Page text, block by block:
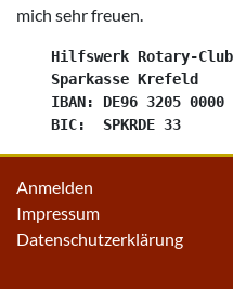
mich sehr freuen.
Hilfswerk Rotary-
    Sparkasse Krefeld
IBAN: DE96 3205 0000
Anmelden
Impressum
Datenschutzerklärung